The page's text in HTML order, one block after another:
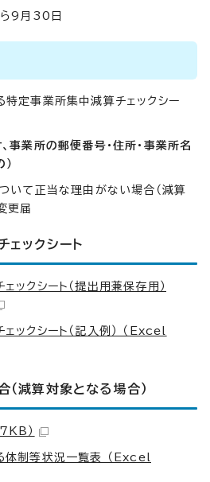
9月30日
定事業所集中減算チェックシー
事業所の郵便番号・住所・事業所名
）
いて正当な理由がない場合（減算
更届
ェックシート
ックシート（提出用兼保存用）
ックシート（記入例） （Excel
減算対象となる場合）
）
体制等状況一覧表 （Excel